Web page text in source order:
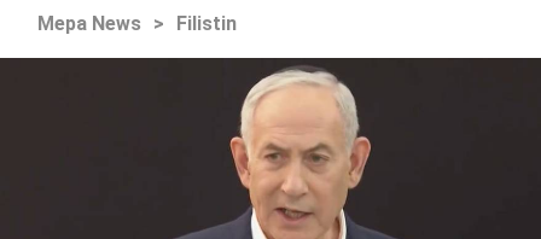
Mepa News > Filistin